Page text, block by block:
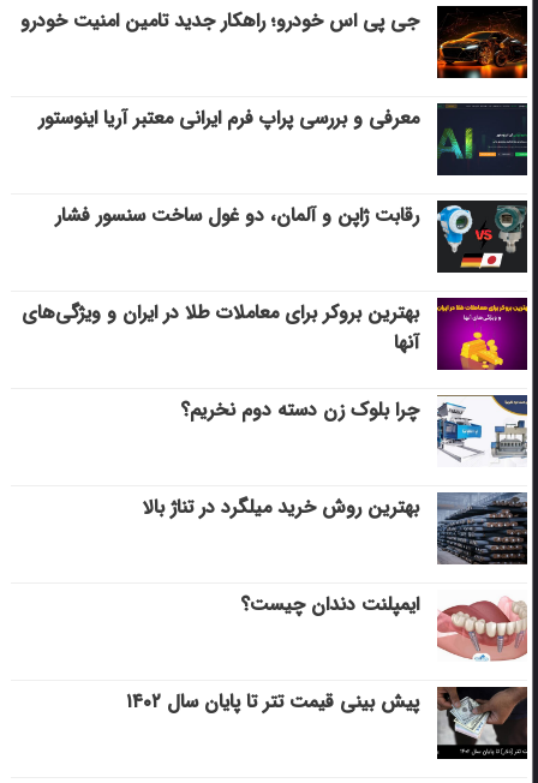
جی پی اس خودرو؛ راهکار جدید تامین امنیت خودرو
معرفی و بررسی پراپ فرم ایرانی معتبر آریا اینوستور
رقابت ژاپن و آلمان، دو غول ساخت سنسور فشار
بهترین بروکر برای معاملات طلا در ایران و ویژگی‌های
آنها
چرا بلوک زن دسته دوم نخریم؟
بهترین روش خرید میلگرد در تناژ بالا
ایمپلنت دندان چیست؟
پیش بینی قیمت تتر تا پایان سال ۱۴۰۲